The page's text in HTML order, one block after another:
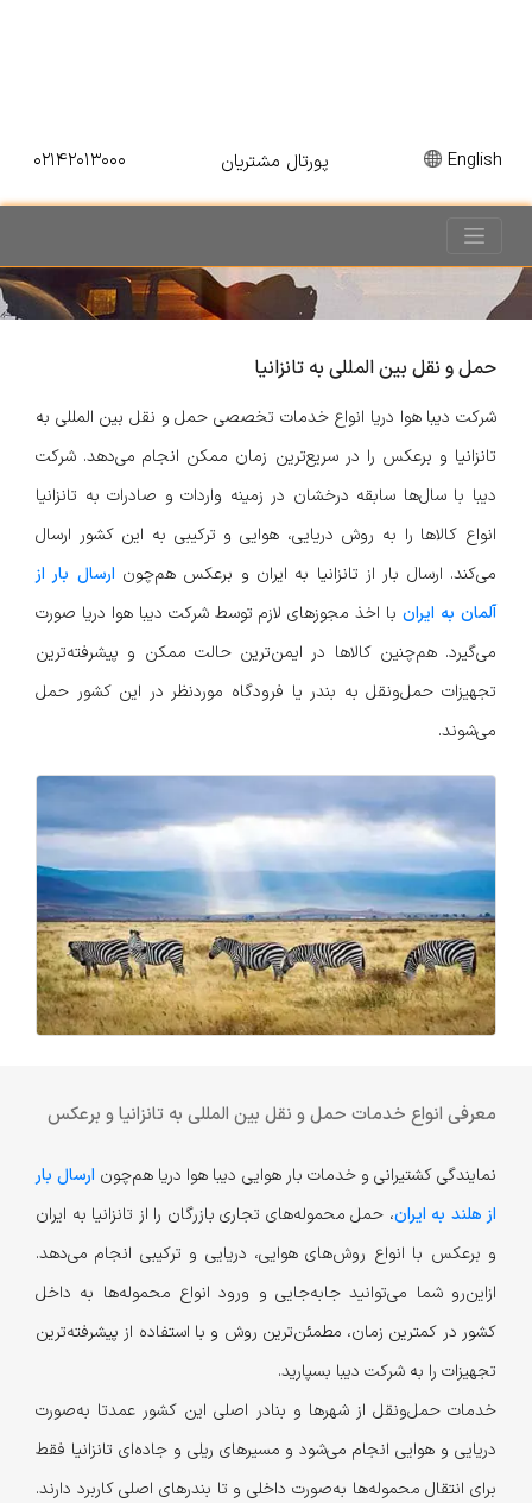
English پورتال مشتریان ۰۲۱۴۲۰۱۳۰۰۰
حمل و نقل بین المللی به تانزانیا
شرکت دیبا هوا دریا انواع خدمات تخصصی حمل و نقل بین المللی به
تانزانیا و برعکس را در سریع‌ترین زمان ممکن انجام می‌دهد. شرکت
دیبا با سال‌ها سابقه درخشان در زمینه واردات و صادرات به تانزانیا
انواع کالاها را به روش دریایی، هوایی و ترکیبی به این کشور ارسال
می‌کند. ارسال بار از تانزانیا به ایران و برعکس هم‌چون ارسال بار از
آلمان به ایران با اخذ مجوز‌های لازم توسط شرکت دیبا هوا دریا صورت
می‌گیرد. هم‌چنین کالاها در ایمن‌ترین حالت ممکن و پیشرفته‌ترین
تجهیزات حمل‌ونقل به بندر یا فرودگاه موردنظر در این کشور حمل
می‌شوند.
معرفی انواع خدمات حمل و نقل بین المللی به تانزانیا و برعکس
نمایندگی کشتیرانی و خدمات بار هوایی دیبا هوا دریا هم‌چون ارسال بار
از هلند به ایران، حمل محموله‌های تجاری‌ بازرگان را از تانزانیا به ایران
و برعکس با انواع روش‌های هوایی، دریایی و ترکیبی انجام می‌دهد.
از‌این‌رو شما می‌توانید جابه‌جایی و ورود انواع محموله‌ها به داخل
کشور در کمترین زمان، مطمئن‌ترین روش و با استفاده از پیشرفته‌ترین
تجهیزات را به شرکت دیبا بسپارید.
خدمات حمل‌و‌نقل از شهرها و بنادر اصلی این کشور عمدتا به‌صورت
دریایی و هوایی انجام می‌شود و مسیرهای ریلی و جاده‌ای تانزانیا فقط
برای انتقال محموله‌ها به‌صورت داخلی و تا بندرهای اصلی کاربرد دارند.